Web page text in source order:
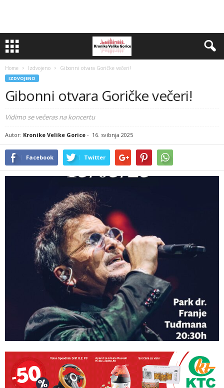
Home Izdvojeno Gibonni otvara Goričke večeri!
IZDVOJENO
Gibonni otvara Goričke večeri!
Vidimo se večeras na koncertu
Autor: Kronike Velike Gorice - 16. svibnja 2025
Facebook Twitter